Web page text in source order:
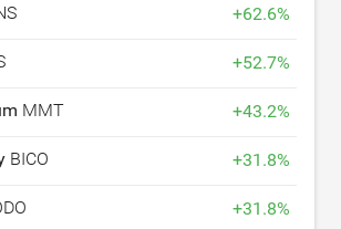
+62.6%
+52.7%
MMT +43.2%
BICO +31.8%
+31.8%